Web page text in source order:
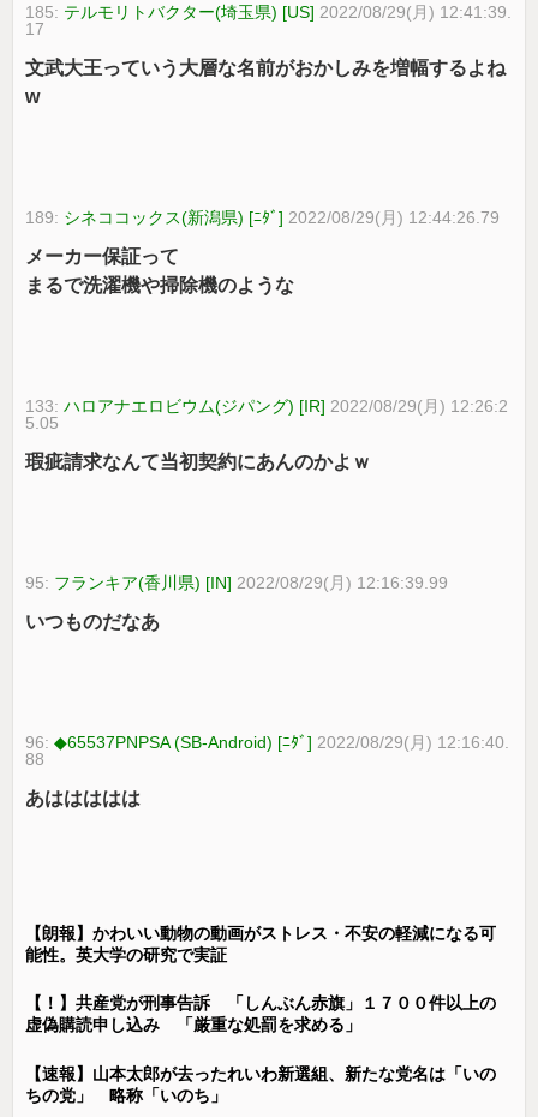
185: テルモリトバクター(埼玉県) [US] 2022/08/29(月) 12:41:39.
17
文武大王っていう大層な名前がおかしみを増幅するよね
w
189: シネココックス(新潟県) [ﾆﾀﾞ] 2022/08/29(月) 12:44:26.79
メーカー保証って
まるで洗濯機や掃除機のような
133:ハロアナエロビウム(ジパング) [IR] 2022/08/29(月) 12:26:2
5.05
瑕疵請求なんて当初契約にあんのかよｗ
95: フランキア(香川県) [IN] 2022/08/29(月) 12:16:39.99
いつものだなあ
96:◆65537PNPSA (SB-Android) [ﾆﾀﾞ] 2022/08/29(月) 12:16:40.
88
あははははは
【朗報】かわいい動物の動画がストレス・不安の軽減になる可
能性。英大学の研究で実証
【！】共産党が刑事告訴 「しんぶん赤旗」１７００件以上の
虚偽購読申し込み 「厳重な処罰を求める」
【速報】山本太郎が去ったれいわ新選組、新たな党名は「いの
ちの党」 略称「いのち」